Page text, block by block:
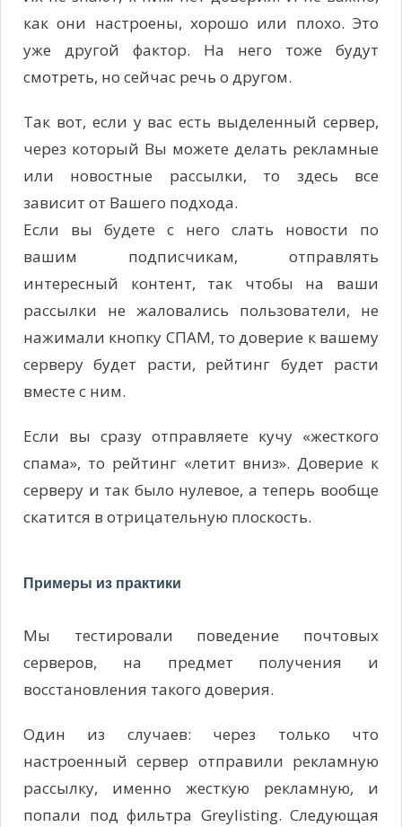
как они настроены, хорошо или плохо. Это
уже другой фактор. На него тоже будут
смотреть, но сейчас речь о другом.
Так вот, если у вас есть выделенный сервер,
через который Вы можете делать рекламные
или новостные рассылки, то здесь все
зависит от Вашего подхода.
Если вы будете с него слать новости по
вашим подписчикам, отправлять
интересный контент, так чтобы на ваши
рассылки не жаловались пользователи, не
нажимали кнопку СПАМ, то доверие к вашему
серверу будет расти, рейтинг будет расти
вместе с ним.
Если вы сразу отправляете кучу «жесткого
спама», то рейтинг «летит вниз». Доверие к
серверу и так было нулевое, а теперь вообще
скатится в отрицательную плоскость.
Примеры из практики
Мы тестировали поведение почтовых
серверов, на предмет получения и
восстановления такого доверия.
Один из случаев: через только что
настроенный сервер отправили рекламную
рассылку, именно жесткую рекламную, и
попали под фильтра Greylisting. Следующая